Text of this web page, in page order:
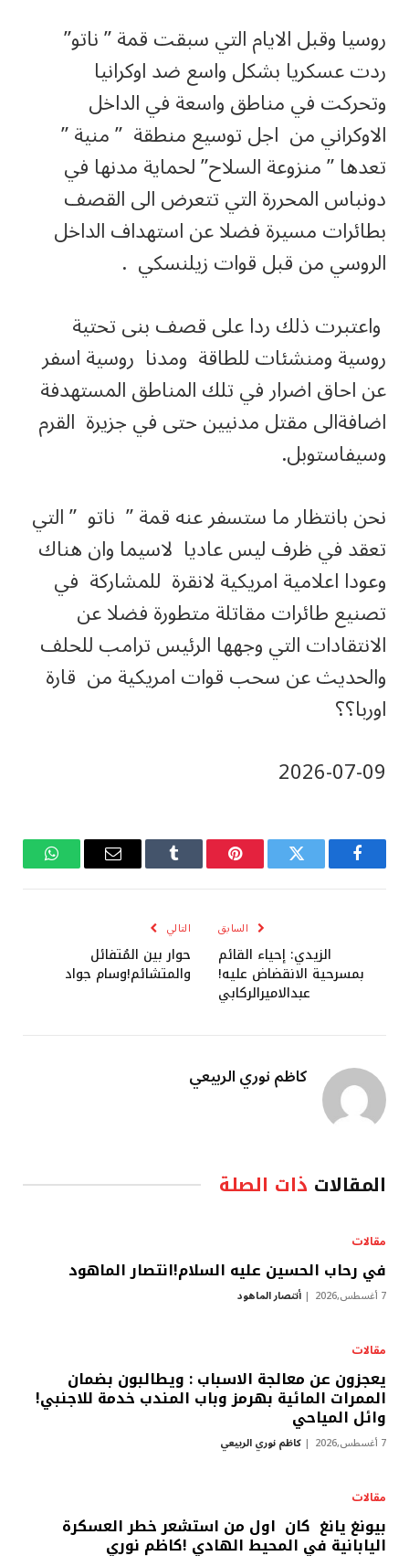
روسيا وقبل الايام التي سبقت قمة ” ناتو”
ردت عسكريا بشكل واسع ضد اوكرانيا
وتحركت في مناطق واسعة في الداخل
الاوكراني من اجل توسيع منطقة ” منية ”
تعدها ” منزوعة السلاح” لحماية مدنها في
دونباس المحررة التي تتعرض الى القصف
بطائرات مسيرة فضلا عن استهداف الداخل
الروسي من قبل قوات زيلنسكي .
واعتبرت ذلك ردا على قصف بنى تحتية
روسية ومنشئات للطاقة ومدنا روسية اسفر
عن احاق اضرار في تلك المناطق المستهدفة
اضافةالى مقتل مدنيين حتى في جزيرة القرم
وسيفاستوبل.
نحن بانتظار ما ستسفر عنه قمة ” ناتو ” التي
تعقد في ظرف ليس عاديا لاسيما وان هناك
وعودا اعلامية امريكية لانقرة للمشاركة في
تصنيع طائرات مقاتلة متطورة فضلا عن
الانتقادات التي وجهها الرئيس ترامب للحلف
والحديث عن سحب قوات امريكية من قارة
اوربا؟؟
‎2026-‎07-‎09
فيسبوك تويتر بينتيريستTumblr
البريد
واتساب
السابق
الزيدي: إحياء القائم
بمسرحية الانقضاض عليه!
عبدالاميرالركابي
التالي
حوار بين المُتفائل
والمتشائم!وسام جواد
كاظم نوري الربيعي
المقالات ذات الصلة
مقالات
في رحاب الحسين عليه السلام!انتصار الماهود
7 أغسطس,2026 أنتصار الماهود
مقالات
يعجزون عن معالجة الاسباب : ويطالبون بضمان
الممرات المائية بهرمز وباب المندب خدمة للاجنبي!
وائل المياحي
7 أغسطس,2026 كاظم نوري الربيعي
مقالات
بيونغ يانغ كان اول من استشعر خطر العسكرة
اليابانية في المحيط الهادي !كاظم نوري